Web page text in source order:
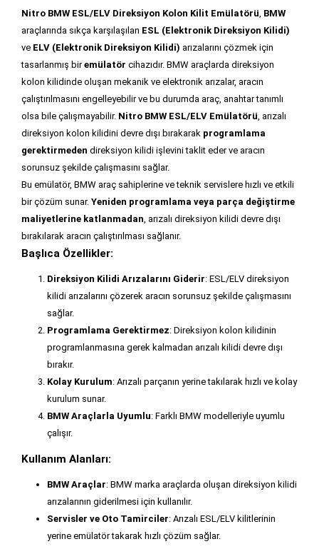
Nitro BMW ESL/ELV Direksiyon Kolon Kilit Emülatörü BMW
araçlarında sıkça karşılaşılan ESL (Elektronik Direksiyon Kilidi)
ve ELV (Elektronik Direksiyon Kilidi) arızalarını çözmek için
tasarlanmış biremülatör cihazıdır. BMW araçlarda direksiyon
kolon kilidinde oluşan mekanik ve elektronik arızalar, aracın
çalıştırılmasını engelleyebilir ve bu durumda araç, anahtar tanımlı
olsa bile çalışmayabilir. Nitro BMW ESL/ELV Emülatörü , arızalı
direksiyon kolon kilidini devre dışı bırakarak programlama
gerektirmeden direksiyon kilidi işlevini taklit eder ve aracın
sorunsuz şekilde çalışmasını sağlar.
Bu emülatör, BMW araç sahiplerine ve teknik servislere hızlı ve etkili
bir çözüm sunar. Yeniden programlama veya parça değiştirme
maliyetlerine katlanmadan , arızalı direksiyon kilidi devre dışı
bırakılarak aracın çalıştırılması sağlanır.
Başlıca Özellikler:
Direksiyon Kilidi Arızalarını Giderir: ESL/ELV direksiyon
kilidi arızalarını çözerek aracın sorunsuz şekilde çalışmasını
sağlar.
Programlama Gerektirmez: Direksiyon kolon kilidinin
programlanmasına gerek kalmadan arızalı kilidi devre dışı
bırakır.
Kolay Kurulum: Arızalı parçanın yerine takılarak hızlı ve kolay
kurulum sunar.
BMW Araçlarla Uyumlu: Farklı BMW modelleriyle uyumlu
çalışır.
Kullanım Alanları:
BMW Araçlar: BMW marka araçlarda oluşan direksiyon kilidi
arızalarının giderilmesi için kullanılır.
Servisler ve Oto Tamirciler: Arızalı ESL/ELV kilitlerinin
yerine emülatör takarak hızlı çözüm sağlar.